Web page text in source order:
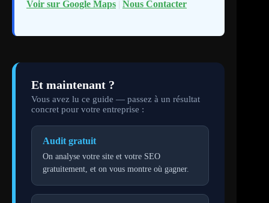
Voir sur Google Maps | Nous Contacter
Et maintenant ?
Vous avez lu ce guide — passez à un résultat
concret pour votre entreprise :
Audit gratuit
On analyse votre site et votre SEO
gratuitement, et on vous montre où gagner.